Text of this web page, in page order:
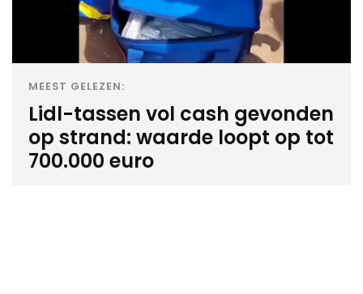
MEEST GELEZEN:
Lidl-tassen vol cash gevonden
op strand: waarde loopt op tot
700.000 euro